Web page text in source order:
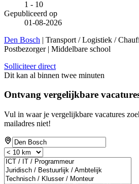
1 - 10
Gepubliceerd op
01-08-2026
Den Bosch | Transport / Logistiek /
Postbezorger | Middelbare school
Solliciteer direct
Dit kan al binnen twee minuten
Ontvang vergelijkbare
Vul in waar je vergelijkbare vacatures
mailadres niet!